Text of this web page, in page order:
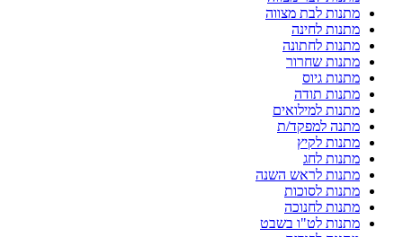
מתנות לבת מצווה
מתנות לחינה
מתנות לחתונה
מתנות שחרור
מתנות גיוס
מתנות תודה
מתנות למילואים
מתנה למפקד/ת
מתנות לקיץ
מתנות לחג
מתנות לראש השנה
מתנות לסוכות
מתנות לחנוכה
מתנות לט"ו בשבט